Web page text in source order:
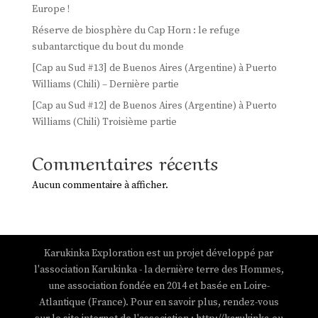
Europe !
Réserve de biosphère du Cap Horn : le refuge
subantarctique du bout du monde
[Cap au Sud #13] de Buenos Aires (Argentine) à Puerto
Williams (Chili) – Dernière partie
[Cap au Sud #12] de Buenos Aires (Argentine) à Puerto
Williams (Chili) Troisième partie
Commentaires récents
Aucun commentaire à afficher.
Karukinka Exploration est un projet développé par
l'association Karukinka - la dernière terre des Hommes,
une association fondée en 2014 et basée en Loire-
Atlantique (France). Pour en savoir plus, rendez-vous